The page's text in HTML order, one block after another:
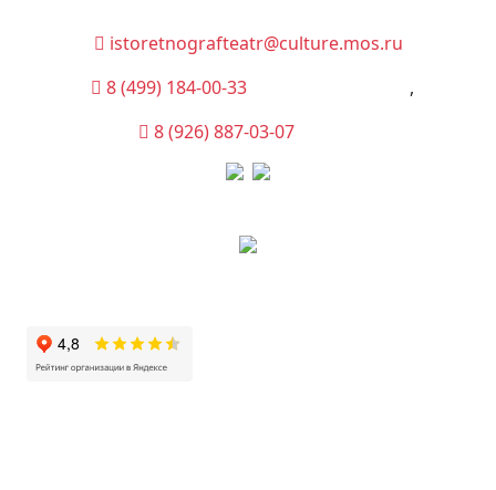
istoretnografteatr@culture.mos.ru
8 (499) 184-00-33
,
8 (926) 887-03-07